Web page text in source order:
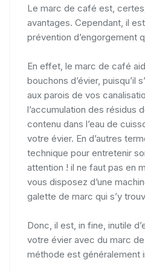
Le marc de café est,
avantages. Cependant, il
prévention d’engorgement
En effet, le marc de café
bouchons d’évier, puisqu’il
aux parois de vos
l’accumulation des résidus
contenu dans l’eau de
votre évier. En d’autres
technique pour entretenir
attention ! il ne faut pas en
vous disposez d’une
galette de marc qui s’y
Donc, il est, in fine, inutile
votre évier avec du marc
méthode est généralement